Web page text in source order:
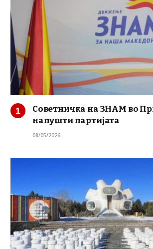
Советничка на ЗНАМ во
напушти партијата
08/05/2026